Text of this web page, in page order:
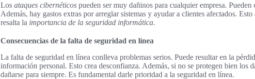
Los ataques cibernéticos pueden ser muy dañinos para cualquier empresa. Pueden
Además, hay gastos extras por arreglar sistemas y ayudar a clientes afectados.
resalta la importancia de la seguridad informática.
Consecuencias de la falta de seguridad en línea
La falta de seguridad en línea conlleva problemas serios. Puede resultar en la
información personal. Esto crea desconfianza. Además, si no se protegen bien los
dañarse para siempre. Es fundamental darle prioridad a la seguridad en línea.